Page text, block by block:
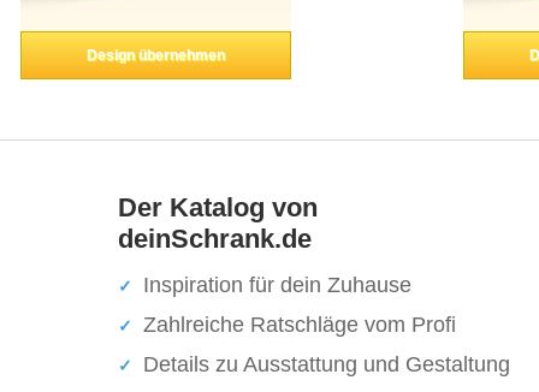
Design übernehmen
Der Katalog von
deinSchrank.de
Inspiration für dein Zuhause
Zahlreiche Ratschläge vom Profi
Details zu Ausstattung und Gestaltung